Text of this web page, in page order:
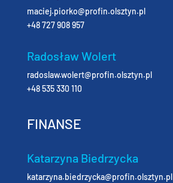
maciej.piorko@profin.olsztyn.pl
+48 727 908 957
Radosław Wolert
radoslaw.wolert@profin.olsztyn.pl
+48 535 330 110
FINANSE
Katarzyna Biedrzycka
katarzyna.biedrzycka@profin.olsztyn.pl